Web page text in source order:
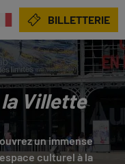
BILLETTERIE
la Villette
un immense
culturel à la